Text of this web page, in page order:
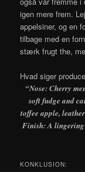
igen mere frem.
appelsiner, og en
tilbage med en
stærk frugt the,
Hvad siger
“Nose: Cherry
soft fudge and
toffee apple,
Finish: A lingering
KONKLUSION: